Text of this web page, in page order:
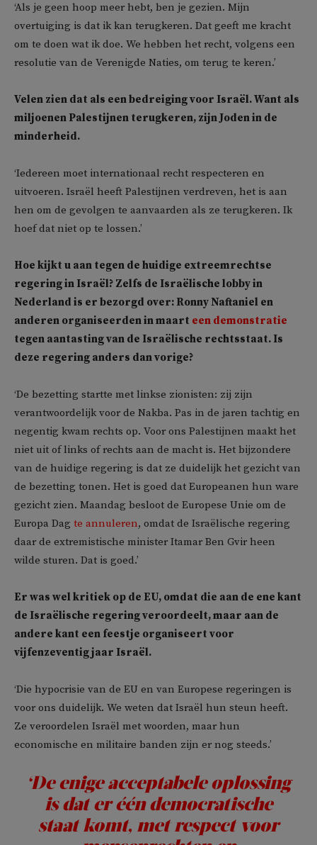
‘Als je geen hoop meer hebt, ben je gezien. Mijn
overtuiging is dat ik kan terugkeren. Dat geeft me kracht
om te doen wat ik doe. We hebben het recht, volgens een
resolutie van de Verenigde Naties, om terug te keren.’
Velen zien dat als een bedreiging voor Israël. Want als
miljoenen Palestijnen terugkeren, zijn Joden in de
minderheid.
‘Iedereen moet internationaal recht respecteren en
uitvoeren. Israël heeft Palestijnen verdreven, het is aan
hen om de gevolgen te aanvaarden als ze terugkeren. Ik
hoef dat niet op te lossen.’
Hoe kijkt u aan tegen de huidige extreemrechtse
regering in Israël? Zelfs de Israëlische lobby in
Nederland is er bezorgd over: Ronny Naftaniel en
anderen organiseerden in maart een demonstratie
tegen aantasting van de Israëlische rechtsstaat. Is
deze regering anders dan vorige?
‘De bezetting startte met linkse zionisten: zij zijn
verantwoordelijk voor de Nakba. Pas in de jaren tachtig en
negentig kwam rechts op. Voor ons Palestijnen maakt het
niet uit of links of rechts aan de macht is. Het bijzondere
van de huidige regering is dat ze duidelijk het gezicht van
de bezetting tonen. Het is goed dat Europeanen hun ware
gezicht zien. Maandag besloot de Europese Unie om de
Europa Dag te annuleren, omdat de Israëlische regering
daar de extremistische minister Itamar Ben Gvir heen
wilde sturen. Dat is goed.’
Er was wel kritiek op de EU, omdat die aan de ene kant
de Israëlische regering veroordeelt, maar aan de
andere kant een feestje organiseert voor
vijfenzeventig jaar Israël.
‘Die hypocrisie van de EU en van Europese regeringen is
voor ons duidelijk. We weten dat Israël hun steun heeft.
Ze veroordelen Israël met woorden, maar hun
economische en militaire banden zijn er nog steeds.’
‘De enige acceptabele oplossing
is dat er één democratische
staat komt, met respect voor